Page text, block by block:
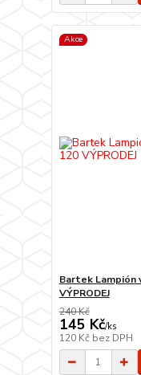
Akce
Bartek Lampión
VÝPRODEJ
240 Kč
145 Kč/ks
120 Kč bez DPH